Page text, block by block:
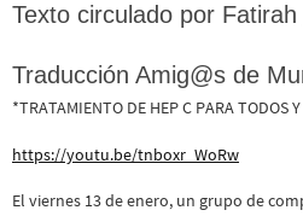
Texto circulado por Fatirah
Traducción Amig@s de
*TRATAMIENTO DE HEP C PARA TODOS
https://youtu.be/tnboxr_WoRw
El viernes 13 de enero, un grupo de